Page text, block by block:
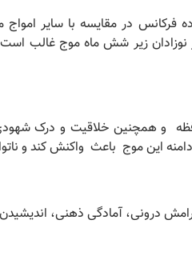
فرکانس در مقایسه با سایر
زیر شش ماه موج غالب
و همچنین خلاقیت و درک
این موج باعث واکنش کند و
درونی، آمادگی ذهنی،